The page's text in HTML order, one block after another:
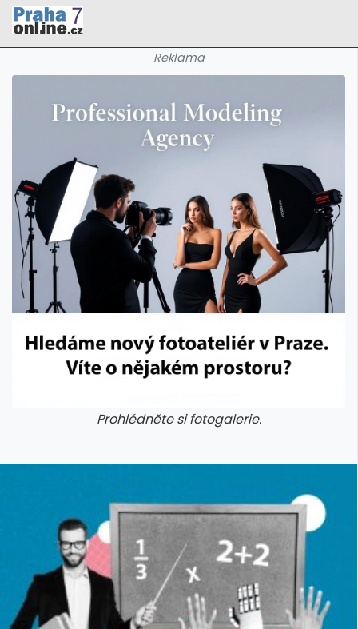
Reklama
Prohlédněte si fotogalerie.